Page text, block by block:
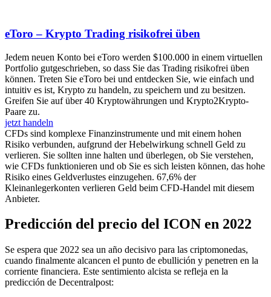
eToro – Krypto Trading risikofrei üben
Jedem neuen Konto bei eToro werden $100.000 in einem virtuellen
Portfolio gutgeschrieben, so dass Sie das Trading risikofrei üben
können. Treten Sie eToro bei und entdecken Sie, wie einfach und
intuitiv es ist, Krypto zu handeln, zu speichern und zu besitzen.
Greifen Sie auf über 40 Kryptowährungen und Krypto2Krypto-
Paare zu.
jetzt handeln
CFDs sind komplexe Finanzinstrumente und mit einem hohen
Risiko verbunden, aufgrund der Hebelwirkung schnell Geld zu
verlieren. Sie sollten inne halten und überlegen, ob Sie verstehen,
wie CFDs funktionieren und ob Sie es sich leisten können, das hohe
Risiko eines Geldverlustes einzugehen. 67,6% der
Kleinanlegerkonten verlieren Geld beim CFD-Handel mit diesem
Anbieter.
Predicción del precio del ICON en 2022
Se espera que 2022 sea un año decisivo para las criptomonedas,
cuando finalmente alcancen el punto de ebullición y penetren en la
corriente financiera. Este sentimiento alcista se refleja en la
predicción de Decentralpost: